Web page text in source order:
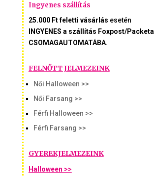
Ingyenes szállítás
25.000 Ft feletti vásárlás esetén
INGYENES a szállítás Foxpost/Packeta
CSOMAGAUTOMATÁBA.
FELNŐTT JELMEZEINK
Női Halloween >>
Női Farsang >>
Férfi Halloween >>
Férfi Farsang >>
GYEREKJELMEZEINK
Halloween >>